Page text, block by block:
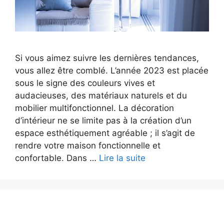
Si vous aimez suivre les dernières tendances,
vous allez être comblé. L’année 2023 est placée
sous le signe des couleurs vives et
audacieuses, des matériaux naturels et du
mobilier multifonctionnel. La décoration
d’intérieur ne se limite pas à la création d’un
espace esthétiquement agréable ; il s’agit de
rendre votre maison fonctionnelle et
confortable. Dans … Lire la suite